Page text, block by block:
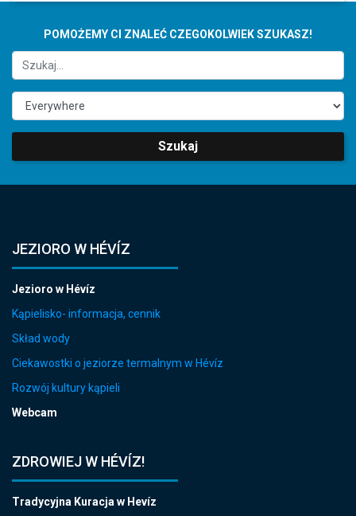
POMOŻEMY CI ZNALEĆ CZEGOKOLWIEK SZUKASZ!
Szukaj
JEZIORO W HÉVÍZ
Jezioro w Hévíz
Kąpielisko- informacja, cennik
Skład wody
Ciekawostki o jeziorze termalnym w Hévíz
Rozwój kultury kąpieli
Webcam
ZDROWIEJ W HÉVÍZ!
Tradycyjna Kuracja w Hevíz